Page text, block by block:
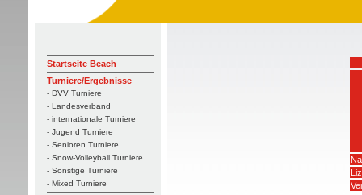
Startseite Beach
Turniere/Ergebnisse
- DVV Turniere
- Landesverband
- internationale Turniere
- Jugend Turniere
- Senioren Turniere
- Snow-Volleyball Turniere
- Sonstige Turniere
- Mixed Turniere